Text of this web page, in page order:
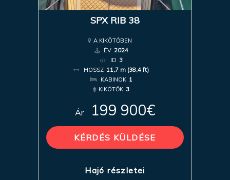
SPX RIB 38
A KIKÖTŐBEN
ÉV 2024
ID 3
HOSSZ 11,7 m (38,4 ft)
KABINOK 1
KIKÖTŐK 3
Ár 199 900€
KÉRDÉS KÜLDÉSE
Hajó részletei